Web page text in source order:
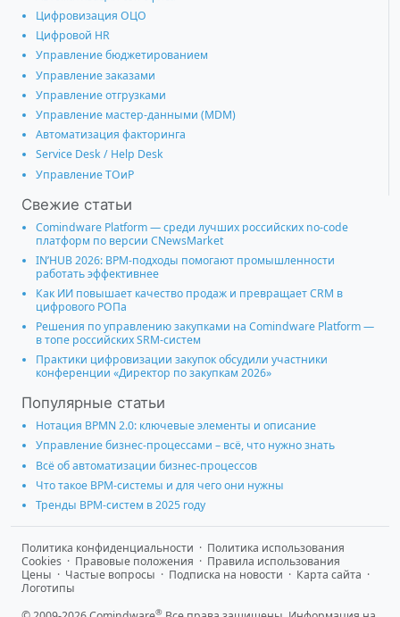
Цифровизация ОЦО
Цифровой HR
Управление бюджетированием
Управление заказами
Управление отгрузками
Управление мастер-данными (MDM)
Автоматизация факторинга
Service Desk / Help Desk
Управление ТОиР
Свежие статьи
Comindware Platform — среди лучших российских no-code
платформ по версии CNewsMarket
IN’HUB 2026: BPM-подходы помогают промышленности
работать эффективнее
Как ИИ повышает качество продаж и превращает CRM в
цифрового РОПа
Решения по управлению закупками на Comindware Platform —
в топе российских SRM-систем
Практики цифровизации закупок обсудили участники
конференции «Директор по закупкам 2026»
Популярные статьи
Нотация BPMN 2.0: ключевые элементы и описание
Управление бизнес-процессами – всё, что нужно знать
Всё об автоматизации бизнес-процессов
Что такое BPM-системы и для чего они нужны
Тренды BPM-систем в 2025 году
Политика конфиденциальности · Политика использования
Cookies · Правовые положения · Правила использования
Цены · Частые вопросы · Подписка на новости · Карта сайта ·
Логотипы
®